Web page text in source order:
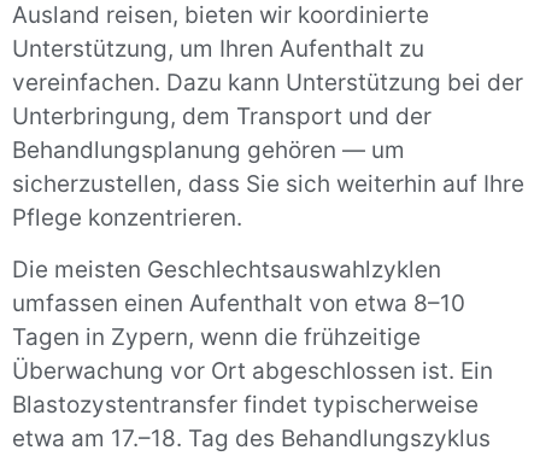
Ausland reisen, bieten wir koordinierte
Unterstützung, um Ihren Aufenthalt zu
vereinfachen. Dazu kann Unterstützung bei der
Unterbringung, dem Transport und der
Behandlungsplanung gehören — um
sicherzustellen, dass Sie sich weiterhin auf Ihre
Pflege konzentrieren.
Die meisten Geschlechtsauswahlzyklen
umfassen einen Aufenthalt von etwa 8–10
Tagen in Zypern, wenn die frühzeitige
Überwachung vor Ort abgeschlossen ist. Ein
Blastozystentransfer findet typischerweise
etwa am 17.–18. Tag des Behandlungszyklus